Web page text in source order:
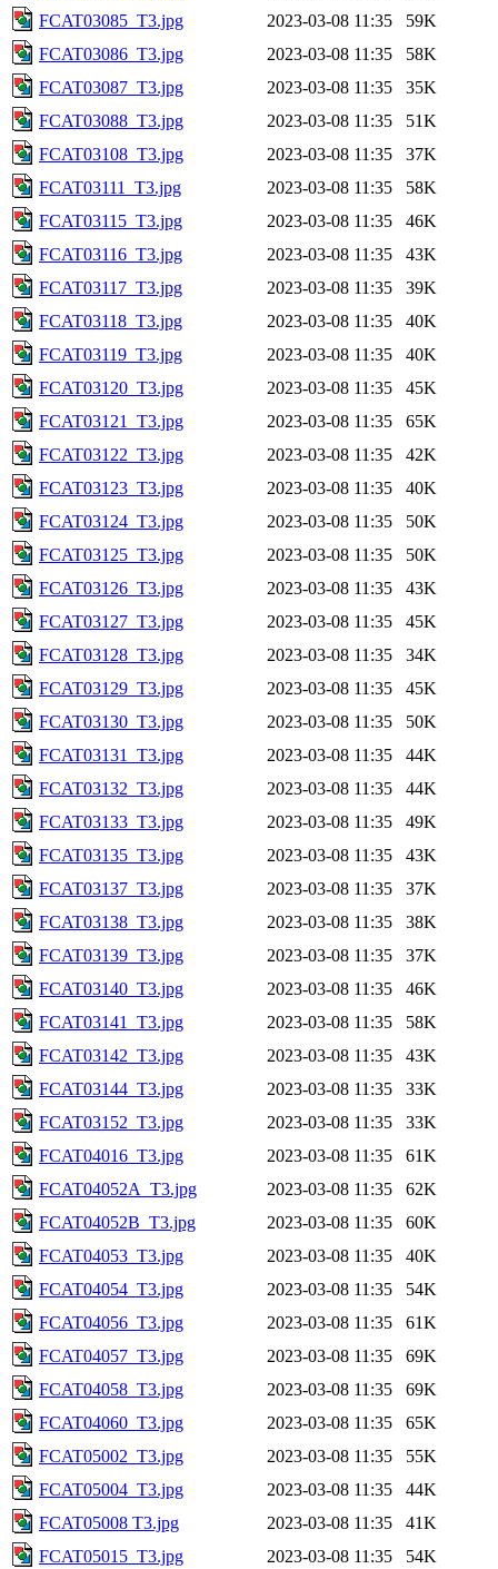
FCAT03085_T3.jpg
2023-03-08 11:35
59K
FCAT03086_T3.jpg
2023-03-08 11:35
58K
FCAT03087_T3.jpg
2023-03-08 11:35
35K
FCAT03088_T3.jpg
2023-03-08 11:35
51K
FCAT03108_T3.jpg
2023-03-08 11:35
37K
FCAT03111_T3.jpg
2023-03-08 11:35
58K
FCAT03115_T3.jpg
2023-03-08 11:35
46K
FCAT03116_T3.jpg
2023-03-08 11:35
43K
FCAT03117_T3.jpg
2023-03-08 11:35
39K
FCAT03118_T3.jpg
2023-03-08 11:35
40K
FCAT03119_T3.jpg
2023-03-08 11:35
40K
FCAT03120_T3.jpg
2023-03-08 11:35
45K
FCAT03121_T3.jpg
2023-03-08 11:35
65K
FCAT03122_T3.jpg
2023-03-08 11:35
42K
FCAT03123_T3.jpg
2023-03-08 11:35
40K
FCAT03124_T3.jpg
2023-03-08 11:35
50K
FCAT03125_T3.jpg
2023-03-08 11:35
50K
FCAT03126_T3.jpg
2023-03-08 11:35
43K
FCAT03127_T3.jpg
2023-03-08 11:35
45K
FCAT03128_T3.jpg
2023-03-08 11:35
34K
FCAT03129_T3.jpg
2023-03-08 11:35
45K
FCAT03130_T3.jpg
2023-03-08 11:35
50K
FCAT03131_T3.jpg
2023-03-08 11:35
44K
FCAT03132_T3.jpg
2023-03-08 11:35
44K
FCAT03133_T3.jpg
2023-03-08 11:35
49K
FCAT03135_T3.jpg
2023-03-08 11:35
43K
FCAT03137_T3.jpg
2023-03-08 11:35
37K
FCAT03138_T3.jpg
2023-03-08 11:35
38K
FCAT03139_T3.jpg
2023-03-08 11:35
37K
FCAT03140_T3.jpg
2023-03-08 11:35
46K
FCAT03141_T3.jpg
2023-03-08 11:35
58K
FCAT03142_T3.jpg
2023-03-08 11:35
43K
FCAT03144_T3.jpg
2023-03-08 11:35
33K
FCAT03152_T3.jpg
2023-03-08 11:35
33K
FCAT04016_T3.jpg
2023-03-08 11:35
61K
FCAT04052A_T3.jpg
2023-03-08 11:35
62K
FCAT04052B_T3.jpg
2023-03-08 11:35
60K
FCAT04053_T3.jpg
2023-03-08 11:35
40K
FCAT04054_T3.jpg
2023-03-08 11:35
54K
FCAT04056_T3.jpg
2023-03-08 11:35
61K
FCAT04057_T3.jpg
2023-03-08 11:35
69K
FCAT04058_T3.jpg
2023-03-08 11:35
69K
FCAT04060_T3.jpg
2023-03-08 11:35
65K
FCAT05002_T3.jpg
2023-03-08 11:35
55K
FCAT05004_T3.jpg
2023-03-08 11:35
44K
FCAT05008 T3.jpg
2023-03-08 11:35
41K
FCAT05015_T3.jpg
2023-03-08 11:35
54K